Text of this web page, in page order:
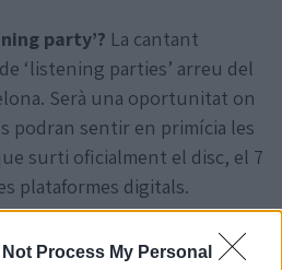
Not Process My Personal
party’? La cantant
‘listening parties’ arreu del
Serà una oportunitat on
podran sentir en primícia les
surti oficialment el disc, el 7
plataformes digitals.
Ciutat de Mèxic el 29